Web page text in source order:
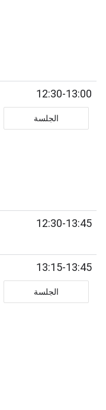
12:30-13:00
الجلسة
12:30-13:45
13:15-13:45
الجلسة